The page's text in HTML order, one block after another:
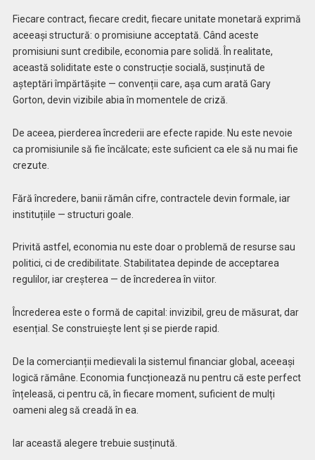
Fiecare contract, fiecare credit, fiecare unitate monetară exprimă
aceeași structură: o promisiune acceptată. Când aceste
promisiuni sunt credibile, economia pare solidă. În realitate,
această soliditate este o construcție socială, susținută de
așteptări împărtășite — convenții care, așa cum arată Gary
Gorton, devin vizibile abia în momentele de criză.
De aceea, pierderea încrederii are efecte rapide. Nu este nevoie
ca promisiunile să fie încălcate; este suficient ca ele să nu mai fie
crezute.
Fără încredere, banii rămân cifre, contractele devin formale, iar
instituțiile — structuri goale.
Privită astfel, economia nu este doar o problemă de resurse sau
politici, ci de credibilitate. Stabilitatea depinde de acceptarea
regulilor, iar creșterea — de încrederea în viitor.
Încrederea este o formă de capital: invizibil, greu de măsurat, dar
esențial. Se construiește lent și se pierde rapid.
De la comercianții medievali la sistemul financiar global, aceeași
logică rămâne. Economia funcționează nu pentru că este perfect
înțeleasă, ci pentru că, în fiecare moment, suficient de mulți
oameni aleg să creadă în ea.
Iar această alegere trebuie susținută.